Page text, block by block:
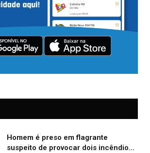
Homem é preso em flagrante
suspeito de provocar dois incêndios